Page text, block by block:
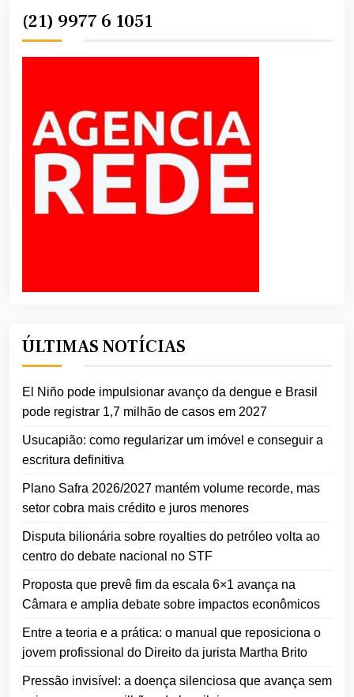
(21) 9977 6 1051
ÚLTIMAS NOTÍCIAS
El Niño pode impulsionar avanço da dengue e Brasil
pode registrar 1,7 milhão de casos em 2027
Usucapião: como regularizar um imóvel e conseguir a
escritura definitiva
Plano Safra 2026/2027 mantém volume recorde, mas
setor cobra mais crédito e juros menores
Disputa bilionária sobre royalties do petróleo volta ao
centro do debate nacional no STF
Proposta que prevê fim da escala 6×1 avança na
Câmara e amplia debate sobre impactos econômicos
Entre a teoria e a prática: o manual que reposiciona o
jovem profissional do Direito da jurista Martha Brito
Pressão invisível: a doença silenciosa que avança sem